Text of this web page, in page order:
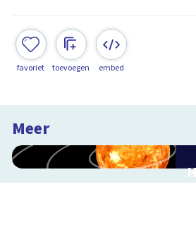
favoriet toevoegen embed
Meer